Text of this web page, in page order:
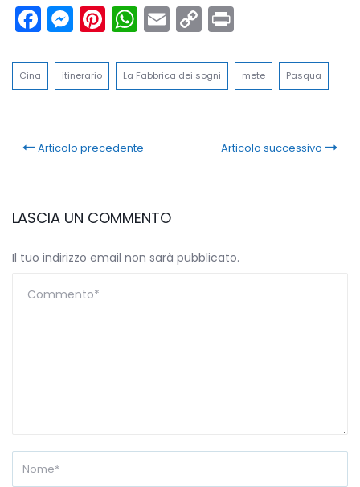
Facebook
Messenger
Pinterest
WhatsApp
Email
Copy
Link
Cina itinerario La Fabbrica dei sogni mete Pasqua
Articolo precedente Articolo successivo
LASCIA UN COMMENTO
Il tuo indirizzo email non sarà pubblicato.